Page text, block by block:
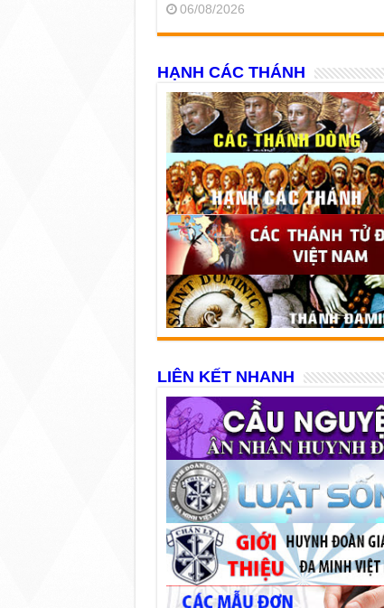
06/08/2026
HẠNH CÁC THÁNH
LIÊN KẾT NHANH